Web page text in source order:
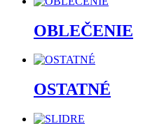
OBLEČENIE
OSTATNÉ